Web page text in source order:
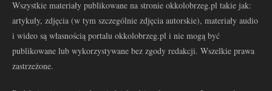
Wszystkie materiały publikowane na stronie okkolobrzeg.pl takie jak:
artykuły, zdjęcia (w tym szczególnie zdjęcia autorskie), materiały audio
i wideo są własnością portalu okkolobrzeg.pl i nie mogą być
publikowane lub wykorzystywane bez zgody redakcji. Wszelkie prawa
zastrzeżone.